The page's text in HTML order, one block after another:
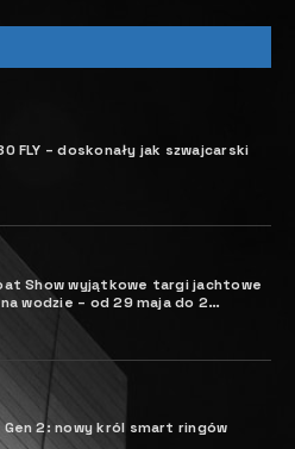
FLY – doskonały jak szwajcarski
Show wyjątkowe targi jachtowe
wodzie – od 29 maja do 2
r.
Gen 2: nowy król smart ringów